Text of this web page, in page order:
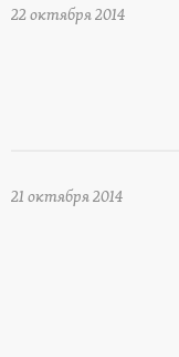
22 октября 2014
21 октября 2014